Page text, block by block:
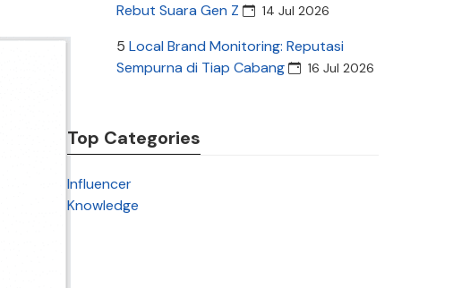
Rebut Suara Gen Z
14 Jul 2026
5 Local Brand Monitoring: Reputasi
Sempurna di Tiap Cabang
16 Jul 2026
Top Categories
Influencer
Knowledge